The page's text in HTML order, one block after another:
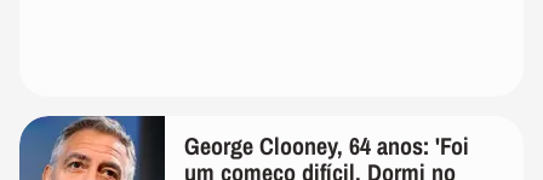
George Clooney, 64 anos: 'Foi
um começo difícil. Dormi no